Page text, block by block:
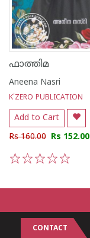
ഫാത്തിമ
Aneena Nasri
K'ZERO PUBLICATION
Add to Cart
Rs 160.00 Rs 152.00
CONTACT